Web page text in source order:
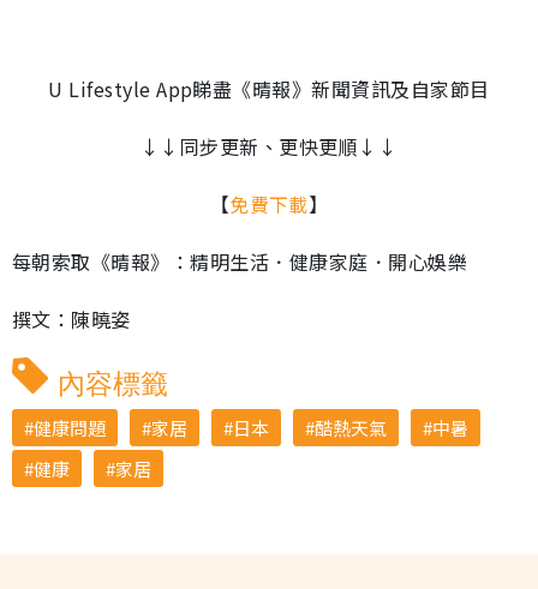
U Lifestyle App睇盡《晴報》新聞資訊及自家節目
↓↓同步更新、更快更順↓↓
【免費下載】
每朝索取《晴報》：精明生活．健康家庭．開心娛樂
撰文：陳曉姿
內容標籤
健康問題 家居 日本 酷熱天氣
中暑
健康
家居